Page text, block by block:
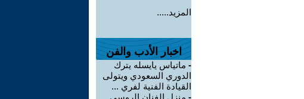
المزيد.....
اخبار الأدب والفن
- ماتياس يايسله يترك
الدوري السعودي ويتولى
القيادة الفنية لفري ...
- منزل الفنان الروسي